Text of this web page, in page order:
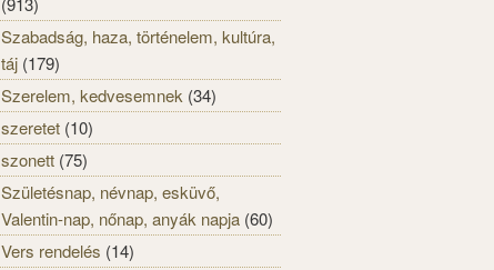
Szabadság, haza, történelem, kultúra,
táj (179)
Szerelem, kedvesemnek (34)
szeretet (10)
szonett (75)
Születésnap, névnap, esküvő,
Valentin-nap, nőnap, anyák napja (60)
Vers rendelés (14)